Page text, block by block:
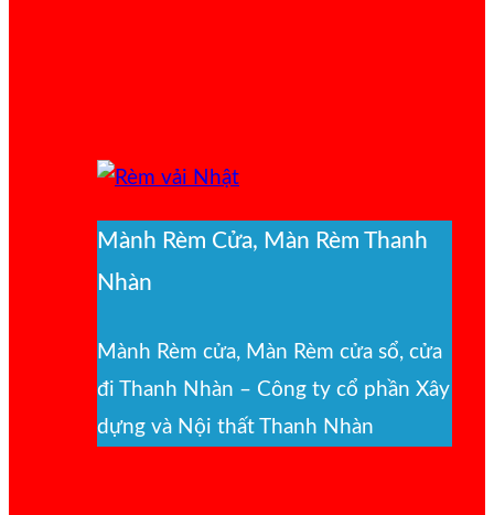
Mành Rèm Cửa, Màn Rèm Thanh
Nhàn
Mành Rèm cửa, Màn Rèm cửa sổ, cửa
đi Thanh Nhàn – Công ty cổ phần Xây
dựng và Nội thất Thanh Nhàn